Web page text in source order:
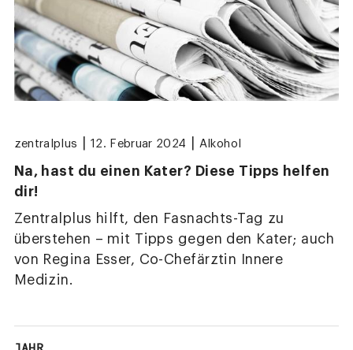
zentralplus 12. Februar 2024 Alkohol
Na, hast du einen Kater? Diese Tipps helfen
dir!
Zentralplus hilft, den Fasnachts-Tag zu
überstehen – mit Tipps gegen den Kater; auch
von Regina Esser, Co-Chefärztin Innere
Medizin.